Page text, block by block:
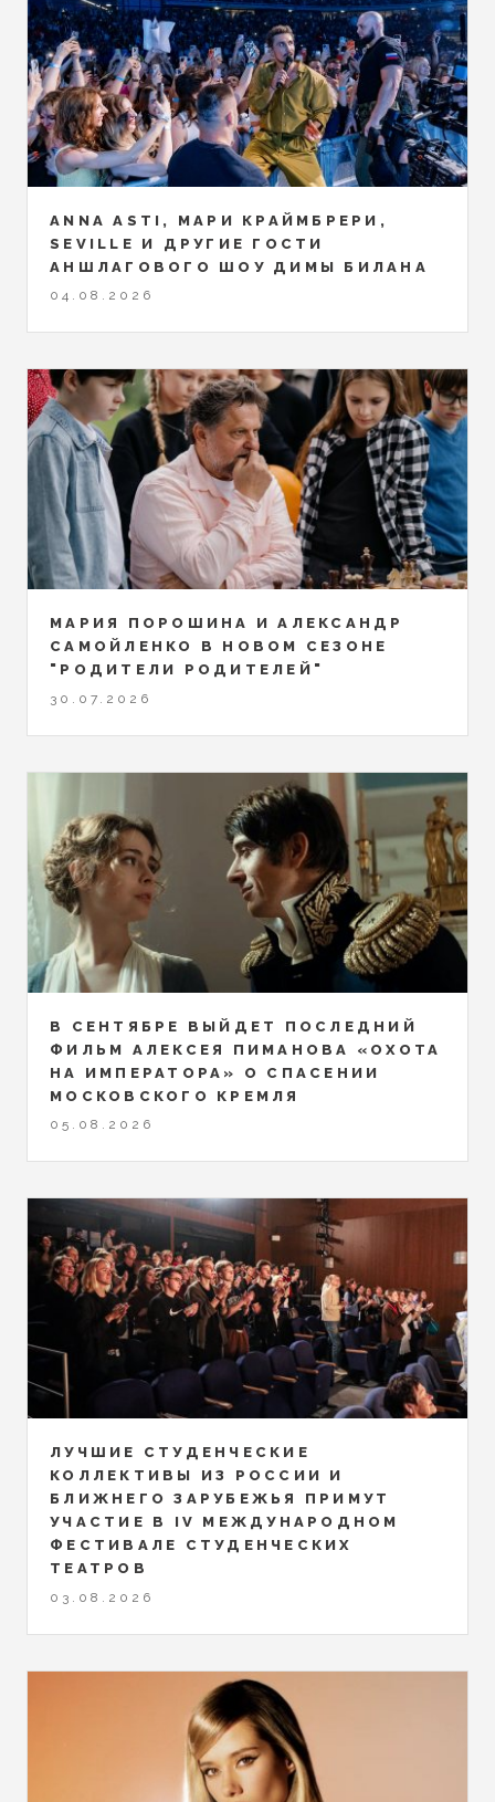
ANNA ASTI, МАРИ КРАЙМБРЕРИ,
SEVILLE И ДРУГИЕ ГОСТИ
АНШЛАГОВОГО ШОУ ДИМЫ БИЛАНА
04.08.2026
МАРИЯ ПОРОШИНА И АЛЕКСАНДР
САМОЙЛЕНКО В НОВОМ СЕЗОНЕ
"РОДИТЕЛИ РОДИТЕЛЕЙ"
30.07.2026
В СЕНТЯБРЕ ВЫЙДЕТ ПОСЛЕДНИЙ
ФИЛЬМ АЛЕКСЕЯ ПИМАНОВА «ОХОТА
НА ИМПЕРАТОРА» О СПАСЕНИИ
МОСКОВСКОГО КРЕМЛЯ
05.08.2026
ЛУЧШИЕ СТУДЕНЧЕСКИЕ
КОЛЛЕКТИВЫ ИЗ РОССИИ И
БЛИЖНЕГО ЗАРУБЕЖЬЯ ПРИМУТ
УЧАСТИЕ В IV МЕЖДУНАРОДНОМ
ФЕСТИВАЛЕ СТУДЕНЧЕСКИХ
ТЕАТРОВ
03.08.2026